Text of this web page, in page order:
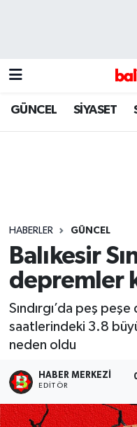
GÜNCEL SİYASET
HABERLER GÜNCEL
Balıkesir
depremler
Sındırgı’da peş
saatlerindeki 3.8
neden oldu
HABER MERKEZI
EDITÖR